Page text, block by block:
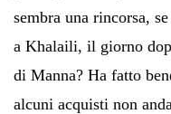
sembra una rincorsa,
a Khalaili, il giorno
di Manna? Ha fatto
alcuni acquisti non